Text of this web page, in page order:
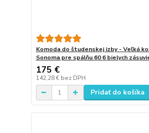
Komoda do študenskej izby - Veľká
Sonoma pre spálňu 60 6 bielych
175 €
142,28 € bez DPH
Pridať do košíka